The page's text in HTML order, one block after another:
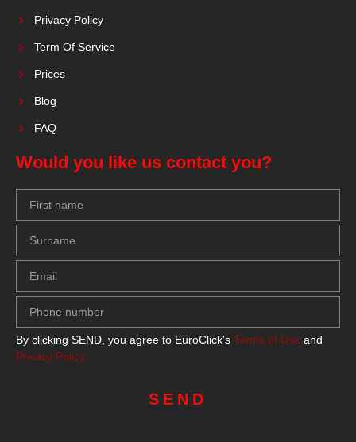
Privacy Policy
Term Of Service
Prices
Blog
FAQ
Would you like us contact you?
By clicking SEND, you agree to EuroClick's Terms of Use and
Privacy Policy
SEND